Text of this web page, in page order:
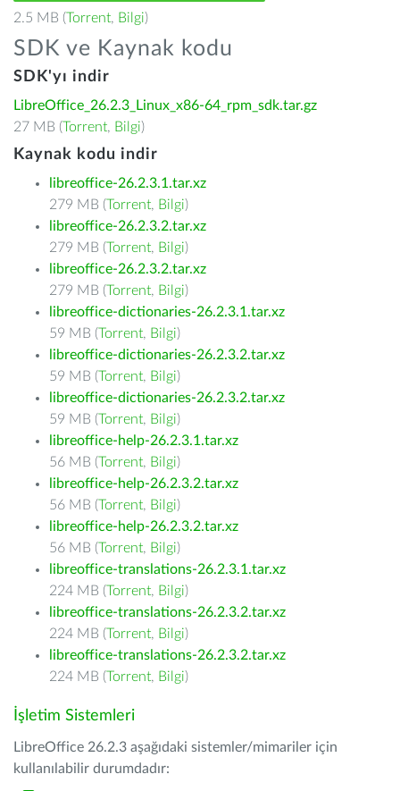
2.5 MB (Torrent, Bilgi)
SDK ve Kaynak kodu
SDK'yı indir
LibreOffice_26.2.3_Linux_x86-64_rpm_sdk.tar.gz
27 MB (Torrent, Bilgi)
Kaynak kodu indir
libreoffice-26.2.3.1.tar.xz
279 MB (Torrent, Bilgi)
libreoffice-26.2.3.2.tar.xz
279 MB (Torrent, Bilgi)
libreoffice-26.2.3.2.tar.xz
279 MB (Torrent, Bilgi)
libreoffice-dictionaries-26.2.3.1.tar.xz
59 MB (Torrent, Bilgi)
libreoffice-dictionaries-26.2.3.2.tar.xz
59 MB (Torrent, Bilgi)
libreoffice-dictionaries-26.2.3.2.tar.xz
59 MB (Torrent, Bilgi)
libreoffice-help-26.2.3.1.tar.xz
56 MB (Torrent, Bilgi)
libreoffice-help-26.2.3.2.tar.xz
56 MB (Torrent, Bilgi)
libreoffice-help-26.2.3.2.tar.xz
56 MB (Torrent, Bilgi)
libreoffice-translations-26.2.3.1.tar.xz
224 MB (Torrent, Bilgi)
libreoffice-translations-26.2.3.2.tar.xz
224 MB (Torrent, Bilgi)
libreoffice-translations-26.2.3.2.tar.xz
224 MB (Torrent, Bilgi)
İşletim Sistemleri
LibreOffice 26.2.3 aşağıdaki sistemler/mimariler için
kullanılabilir durumdadır: